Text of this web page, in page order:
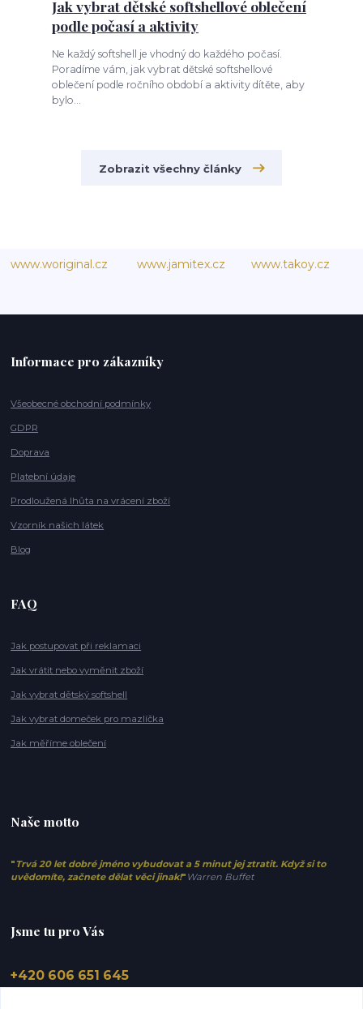
Jak vybrat dětské softshellové oblečení
podle počasí a aktivity
Ne každý softshell je vhodný do každého počasí.
Poradíme vám, jak vybrat dětské softshellové
oblečení podle ročního období a aktivity dítěte, aby
bylo...
Zobrazit všechny články
www.woriginal.cz www.jamitex.cz www.takoy.cz
Informace pro zákazníky
Všeobecné obchodní podmínky
GDPR
Doprava
Platební údaje
Prodloužená lhůta na vrácení zboží
Vzorník našich látek
Blog
FAQ
Jak postupovat při reklamaci
Jak vrátit nebo vyměnit zboží
Jak vybrat dětský softshell
Jak vybrat domeček pro mazlíčka
Jak měříme oblečení
Naše motto
" Trvá 20 let dobré jméno vybudovat a 5 minut jej ztratit. Když si to
uvědomíte, začnete dělat věci jinak!" Warren Buffet
Jsme tu pro Vás
+420 606 651 645